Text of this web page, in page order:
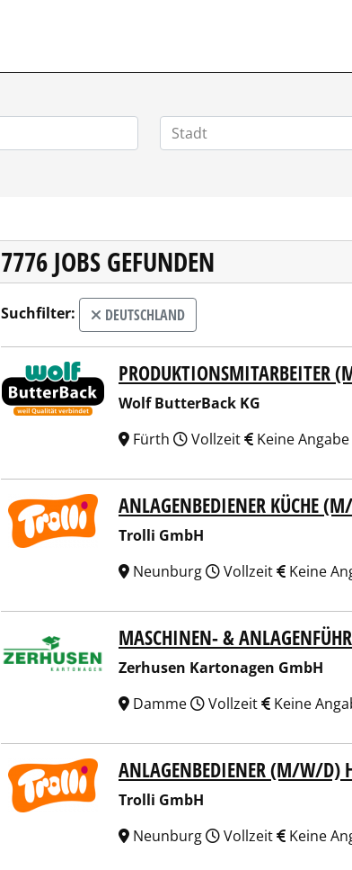
7776 JOBS GEFUNDEN
Suchfilter: DEUTSCHLAND
Wolf ButterBack KGPRODUKTIONSMITARBEITER
Wolf ButterBack KG
Fürth
Vollzeit Keine Angabe
Trolli GmbH ANLAGENBEDIENER KÜCHE
Trolli GmbH
Neunburg
Vollzeit Keine
Zerhusen Kartonagen GmbH
MASCHINEN- &
Zerhusen Kartonagen GmbH
Damme
Vollzeit Keine
Trolli GmbH ANLAGENBEDIENER (M/W/D)
Trolli GmbH
Neunburg
Vollzeit Keine